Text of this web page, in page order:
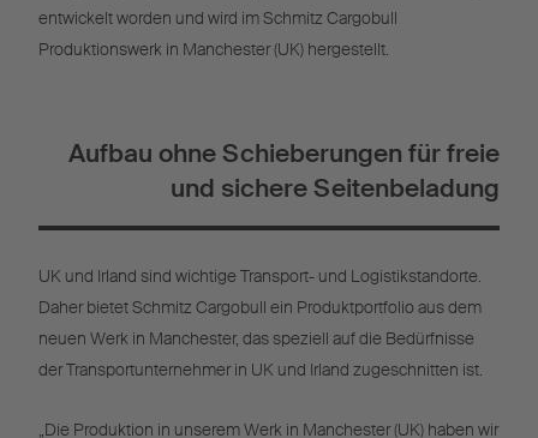
entwickelt worden und wird im Schmitz Cargobull
Produktionswerk in Manchester (UK) hergestellt.
Aufbau ohne Schieberungen für freie
und sichere Seitenbeladung
UK und Irland sind wichtige Transport- und Logistikstandorte.
Daher bietet Schmitz Cargobull ein Produktportfolio aus dem
neuen Werk in Manchester, das speziell auf die Bedürfnisse
der Transportunternehmer in UK und Irland zugeschnitten ist.
„Die Produktion in unserem Werk in Manchester (UK) haben wir